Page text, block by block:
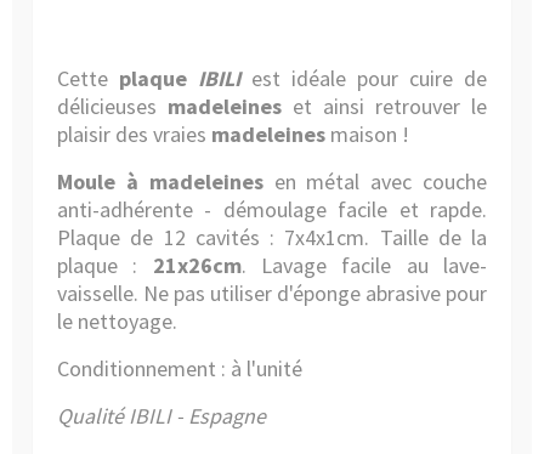
Cette plaque IBILI est idéale pour cuire de
délicieuses madeleines et ainsi retrouver le
plaisir des vraies madeleines maison !
Moule à madeleinesen métal avec couche
anti-adhérente - démoulage facile et rapde.
Plaque de 12 cavités : 7x4x1cm. Taille de la
plaque : 21x26cm. Lavage facile au lave-
vaisselle. Ne pas utiliser d'éponge abrasive pour
le nettoyage.
Conditionnement : à l'unité
Qualité IBILI - Espagne